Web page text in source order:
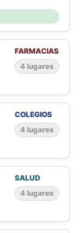
FARMACIAS
4 lugares
COLEGIOS
4 lugares
SALUD
4 lugares